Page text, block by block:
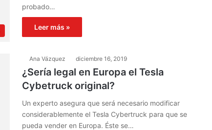
probado…
Leer más »
Ana Vázquez diciembre 16, 2019
¿Sería legal en Europa el Tesla
Cybetruck original?
Un experto asegura que será necesario modificar
considerablemente el Tesla Cybertruck para que se
pueda vender en Europa. Éste se…